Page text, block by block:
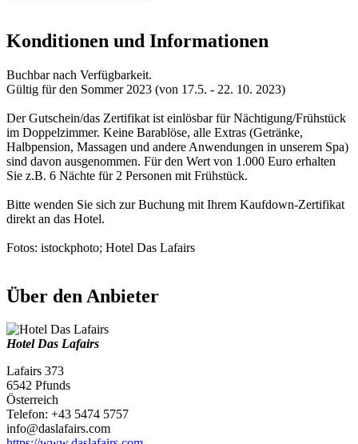
Konditionen und Informationen
Buchbar nach Verfügbarkeit.
Gültig für den Sommer 2023 (von 17.5. - 22. 10. 2023)
Der Gutschein/das Zertifikat ist einlösbar für Nächtigung/Frühstück
im Doppelzimmer. Keine Barablöse, alle Extras (Getränke,
Halbpension, Massagen und andere Anwendungen in unserem Spa)
sind davon ausgenommen. Für den Wert von 1.000 Euro erhalten
Sie z.B. 6 Nächte für 2 Personen mit Frühstück.
Bitte wenden Sie sich zur Buchung mit Ihrem Kaufdown-Zertifikat
direkt an das Hotel.
Fotos: istockphoto; Hotel Das Lafairs
Über den Anbieter
Hotel Das Lafairs
Lafairs 373
6542 Pfunds
Österreich
Telefon: +43 5474 5757
info@daslafairs.com